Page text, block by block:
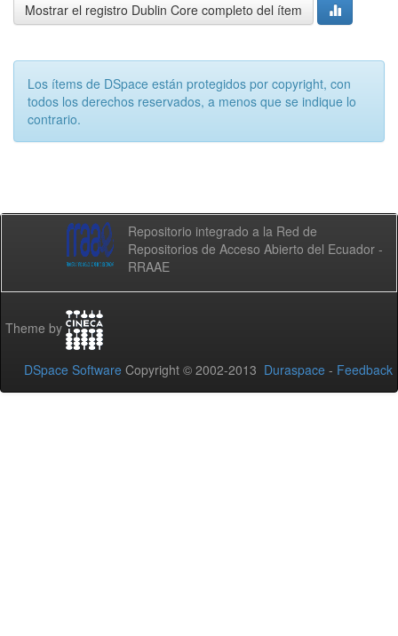
Mostrar el registro Dublin Core completo del ítem
Los ítems de DSpace están protegidos por copyright, con
todos los derechos reservados, a menos que se indique lo
contrario.
Repositorio integrado a la Red de
Repositorios de Acceso Abierto del Ecuador -
RRAAE
Theme by
DSpace Software Copyright © 2002-2013 Duraspace - Feedback